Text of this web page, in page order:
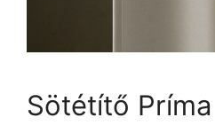
Sötétítő